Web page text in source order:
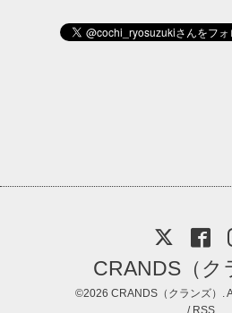
CRANDS（ク
©2026 CRANDS（クランズ） .
/ RSS